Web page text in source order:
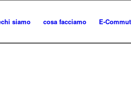
chi siamo cosa facciamo E-